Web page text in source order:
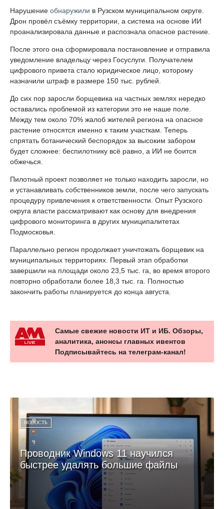
Нарушение обнаружили в Рузском муниципальном округе.
Дрон провёл съёмку территории, а система на основе ИИ
проанализировала данные и распознала опасное растение.
После этого она сформировала постановление и отправила
уведомление владельцу через Госуслуги. Получателем
цифрового привета стало юридическое лицо, которому
назначили штраф в размере 150 тыс. рублей.
До сих пор заросли борщевика на частных землях нередко
оставались проблемой из категории это не наше поле.
Между тем около 70% жалоб жителей региона на опасное
растение относятся именно к таким участкам. Теперь
спрятать ботанический беспорядок за высоким забором
будет сложнее: беспилотнику всё равно, а ИИ не боится
обжечься.
Пилотный проект позволяет не только находить заросли, но
и устанавливать собственников земли, после чего запускать
процедуру привлечения к ответственности. Опыт Рузского
округа власти рассматривают как основу для внедрения
цифрового мониторинга в других муниципалитетах
Подмосковья.
Параллельно регион продолжает уничтожать борщевик на
муниципальных территориях. Первый этап обработки
завершили на площади около 23,5 тыс. га, во время второго
повторно обработали более 18,3 тыс. га. Полностью
закончить работы планируется до конца августа.
Самые свежие новости ИТ и ИБ. Обзоры,
аналитика, анонсы главных ивентов
Подписывайтесь на телеграм-канал!
НОВОСТЬ
Проводник Windows 11 научился
быстрее удалять большие файлы